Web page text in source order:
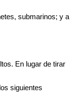
submarinos; y a
En lugar de tirar
siguientes